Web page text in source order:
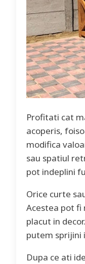
Profitati cat
acoperis,
modifica
sau spatiul
pot indeplini
Orice curte
Acestea pot fi
placut in
putem sprijini
Dupa ce ati